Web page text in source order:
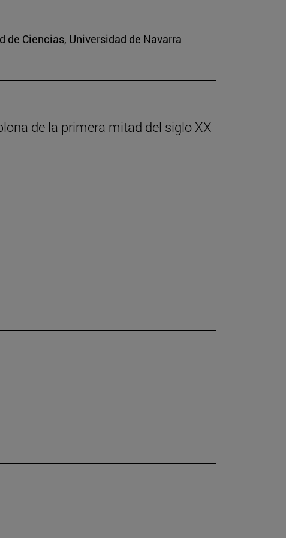
Ciencias, Universidad de Navarra
de la primera mitad del siglo XX